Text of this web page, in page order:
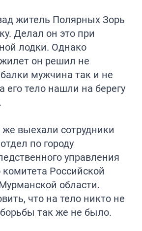
житель Полярных Зорь
Делал он это при
лодки. Однако
он решил не
мужчина так и не
его тело нашли на берегу
же выехали сотрудники
по городу
управления
Российской
области.
что на тело никто не
так же не было.